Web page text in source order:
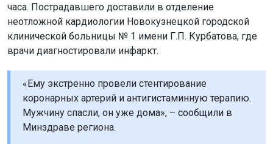
часа. Пострадавшего доставили в отделение
неотложной кардиологии Новокузнецкой городской
клинической больницы № 1 имени Г.П. Курбатова, где
врачи диагностировали инфаркт.
«Ему экстренно провели стентирование
коронарных артерий и антигистаминную терапию.
Мужчину спасли, он уже дома», – сообщили в
Минздраве региона.